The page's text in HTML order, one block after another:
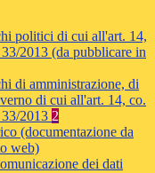
politici di cui all'art. 14,
2013 (da pubblicare in
di amministrazione, di
di cui all'art. 14, co.
2013 2
(documentazione da
web)
dei dati